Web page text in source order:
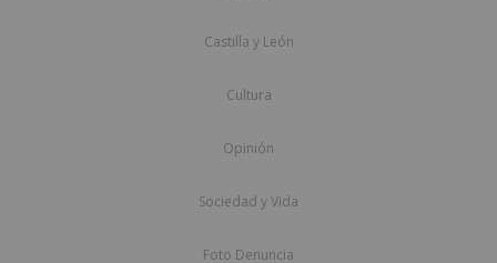
Castilla y León
Cultura
Opinión
Sociedad y Vida
Foto Denuncia